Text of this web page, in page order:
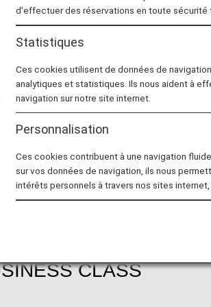
network covering roughly 130
as Austrian hub and serves as a
location right in the middle of
Accrual on train services with
1, 2019.
Accrual
CLASS
d'effectuer des réservations en toute
Statistiques
Ces cookies utilisent de données de
analytiques et statistiques. Ils nous aident à
navigation sur notre site internet.
Personnalisation
Ces cookies contribuent à une navigation
sur vos données de navigation, ils nous
intérêts personnels à travers nos sites